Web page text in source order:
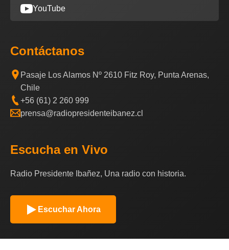
YouTube
Contáctanos
Pasaje Los Alamos Nº 2610 Fitz Roy, Punta Arenas,
Chile
+56 (61) 2 260 999
prensa@radiopresidenteibanez.cl
Escucha en Vivo
Radio Presidente Ibañez, Una radio con historia.
Escuchar Ahora